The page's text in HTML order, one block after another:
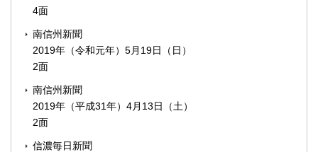
4面
南信州新聞
2019年（令和元年）5月19日（日）
2面
南信州新聞
2019年（平成31年）4月13日（土）
2面
信濃毎日新聞